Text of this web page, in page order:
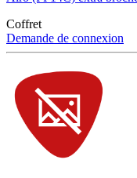
Coffret
Demande de connexion